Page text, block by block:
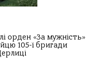
орден «За мужність»
105-ї бригади